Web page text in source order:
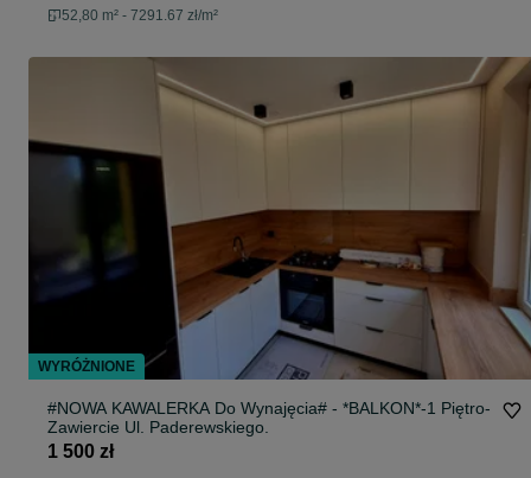
52,80 m² - 7291.67 zł/m²
#NOWA KAWALERKA Do Wynajęcia# - *BALKON*-1 Piętro-
Zawiercie Ul. Paderewskiego.
1 500 zł
WYRÓŻNIONE